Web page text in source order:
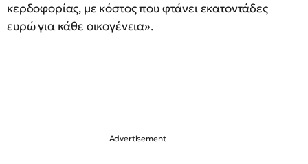
κερδοφορίας, με κόστος που φτάνει εκατοντάδες
ευρώ για κάθε οικογένεια».